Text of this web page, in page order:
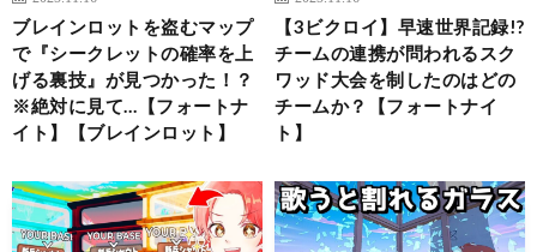
ブレインロットを盗むマップ
で『シークレットの確率を上
げる裏技』が見つかった！？
※絶対に見て…【フォートナ
イト】【ブレインロット】
【3ビクロイ】早速世界記録!?
チームの連携が問われるスク
ワッド大会を制したのはどの
チームか？【フォートナイ
ト】